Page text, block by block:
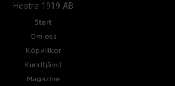
Hestra 1919 AB
Start
Om oss
Köpvillkor
Kundtjänst
Magazine